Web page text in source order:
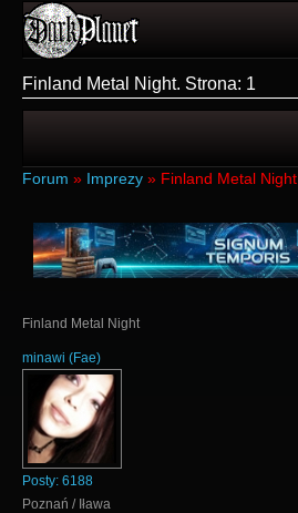
Użytkownicy
Forum
Login
Finland Metal Night. Strona: 1
Ostatnie tematy
Nowe tematy
Login
Forum » Imprezy » Finland Metal Night
Finland Metal Night
minawi (Fae)
Posty: 6188
Poznań / Iława